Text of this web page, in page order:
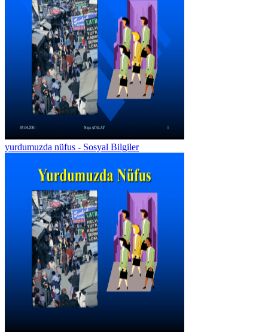
yurdumuzda nüfus - Sosyal Bilgiler